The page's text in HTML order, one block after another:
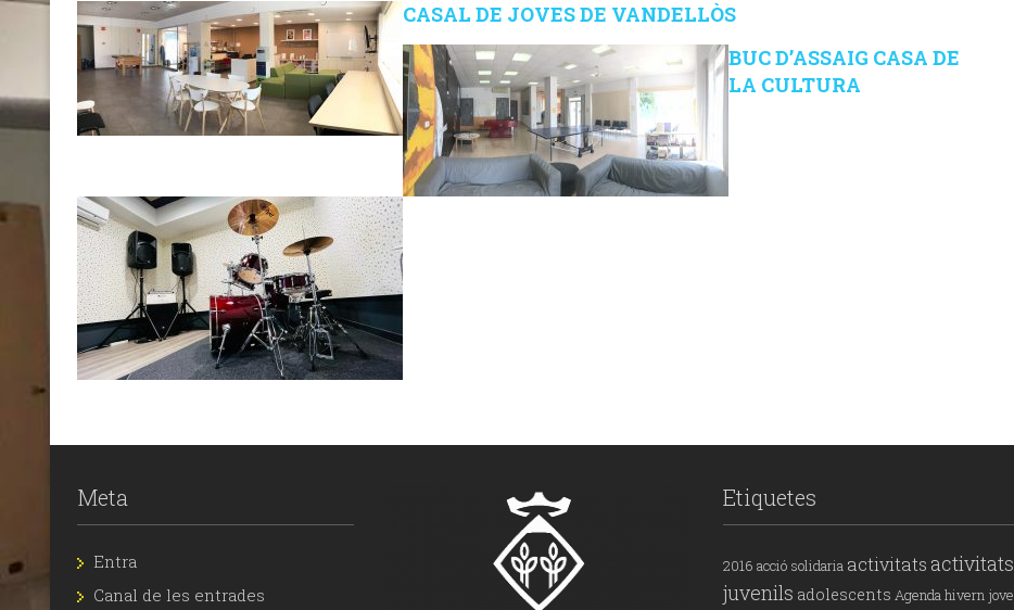
CASAL DE JOVES DE VANDELLÒS
BUC D’ASSAIG CASA DE
LA CULTURA
Meta
Entra
Canal de les entrades
Etiquetes
2016 acció solidaria activitats activitats
juvenils adolescents Agenda hivern jove